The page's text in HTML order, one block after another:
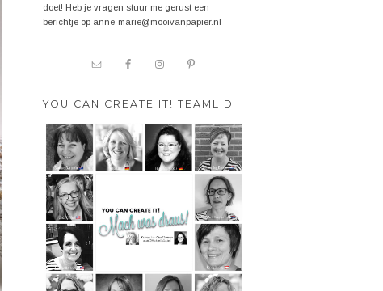
doet! Heb je vragen stuur me gerust een
berichtje op anne-marie@mooivanpapier.nl
YOU CAN CREATE IT! TEAMLID